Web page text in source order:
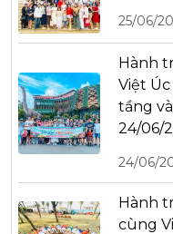
25/06/
Hành
Việt
tầng
24/06/
24/06/
Hành
cùng